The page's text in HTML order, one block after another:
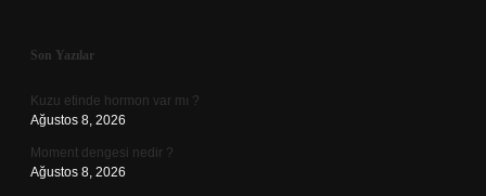
Sidebar
Son Yazılar
Kuzu etinde hormon var mı ?
Ağustos 8, 2026
Moment dengesi nedir ?
Ağustos 8, 2026